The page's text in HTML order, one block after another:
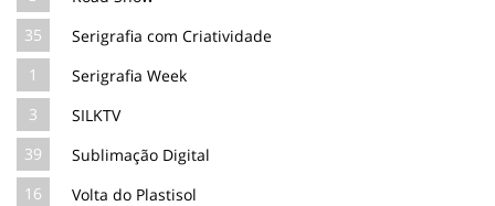
35
Serigrafia com Criatividade
1
Serigrafia Week
3
SILKTV
39
Sublimação Digital
16
Volta do Plastisol